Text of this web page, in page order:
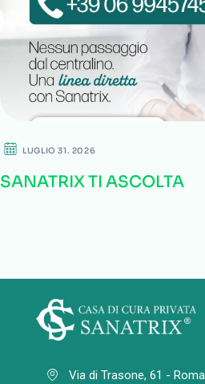
LUGLIO 31. 2026
SANATRIX TI ASCOLTA
Via di Trasone, 61 - Roma